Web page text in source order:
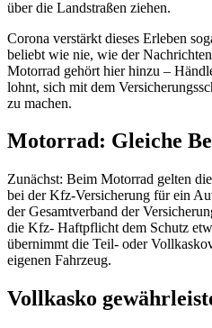
über die Landstraßen ziehen.
Corona verstärkt dieses Erleben
beliebt wie nie, wie der
Motorrad gehört hier hinzu –
lohnt, sich mit dem
zu machen.
Motorrad: Gleiche
Zunächst: Beim Motorrad gelten
bei der Kfz-Versicherung für ein
der Gesamtverband der
die Kfz- Haftpflicht dem Schutz
übernimmt die Teil- oder
eigenen Fahrzeug.
Vollkasko